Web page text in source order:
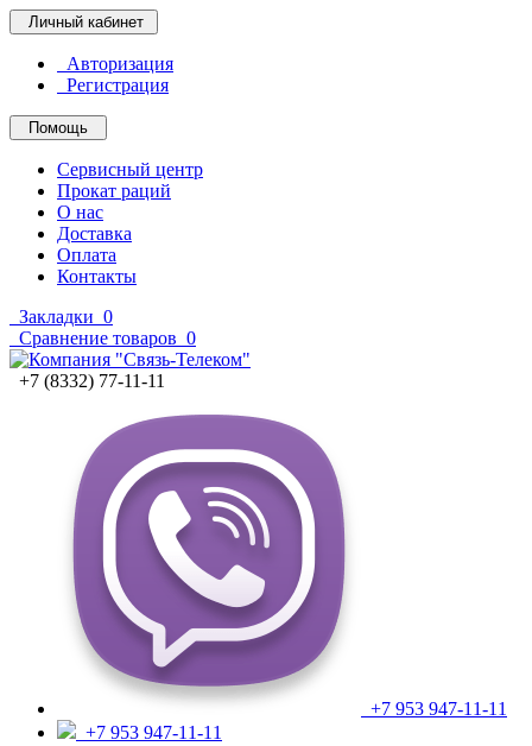
Личный кабинет
Авторизация
Регистрация
Помощь
Сервисный центр
Прокат раций
О нас
Доставка
Оплата
Контакты
Закладки 0
Сравнение товаров 0
+7 (8332) 77-11-11
+7 953 947-11-11
+7 953 947-11-11